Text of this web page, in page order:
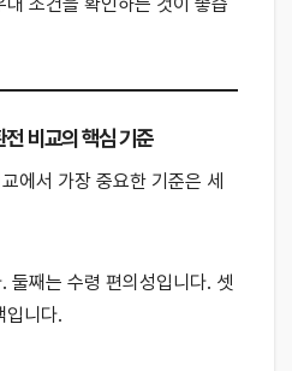
조건을 확인하는 것이 좋습
비교의 핵심 기준
에서 가장 중요한 기준은 세
둘째는 수령 편의성입니다. 셋
입니다.